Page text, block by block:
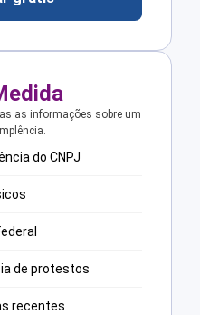
as informações sobre um
do CNPJ
de protestos
recentes